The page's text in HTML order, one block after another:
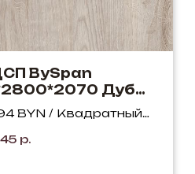
BySpan
Дуб
384 SWN
BYN / Квадратный
р.